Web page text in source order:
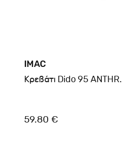
IMAC
Kρεβάτι Dido 95 ANTHR.
59.80 €